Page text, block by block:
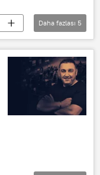
Daha fazlası 5